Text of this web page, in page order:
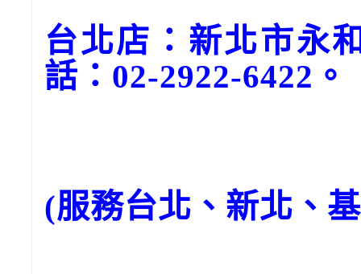
台北店：新北市永
話：02-2922-6422。
(服務台北、新北、